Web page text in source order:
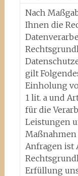
Nach
Ihnen die
gilt
Einholung
1 lit. a und
für die
Leistungen
Anfragen ist
Erfüllung